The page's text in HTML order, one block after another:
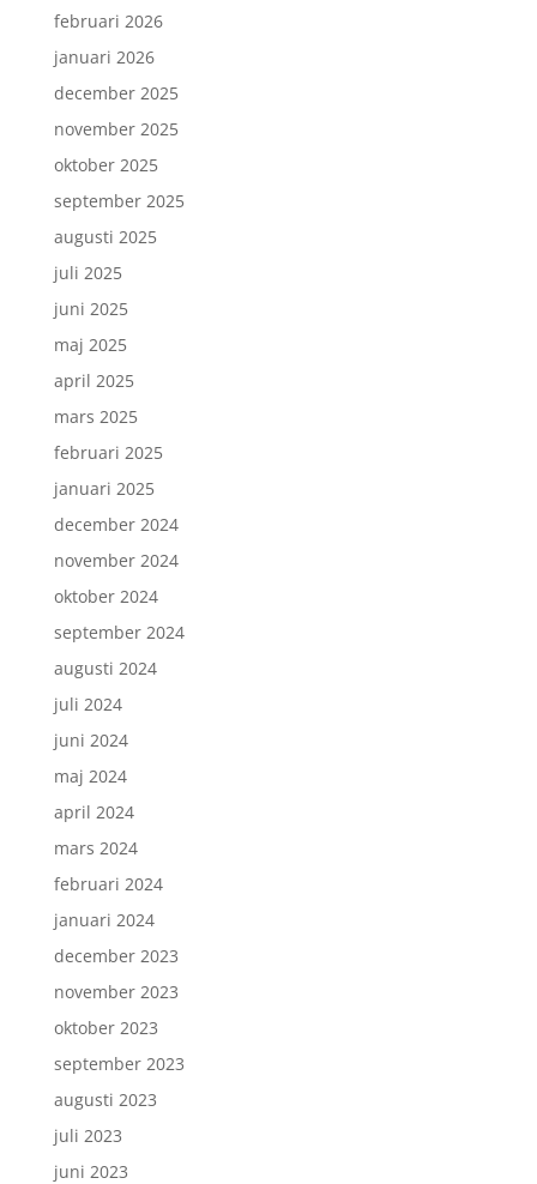
februari 2026
januari 2026
december 2025
november 2025
oktober 2025
september 2025
augusti 2025
juli 2025
juni 2025
maj 2025
april 2025
mars 2025
februari 2025
januari 2025
december 2024
november 2024
oktober 2024
september 2024
augusti 2024
juli 2024
juni 2024
maj 2024
april 2024
mars 2024
februari 2024
januari 2024
december 2023
november 2023
oktober 2023
september 2023
augusti 2023
juli 2023
juni 2023